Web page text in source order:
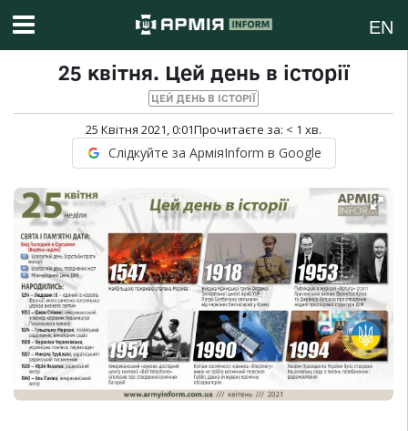
EN
25 квітня. Цей день в історії
ЦЕЙ ДЕНЬ В ІСТОРІЇ
25 Квітня 2021, 0:01Прочитаєте за: < 1 хв.
Слідкуйте за АрміяInform в Google